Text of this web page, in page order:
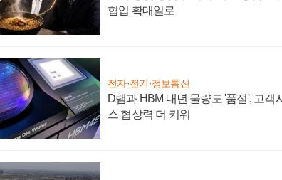
협업 확대일로
전자·전기·정보통신
D램과 HBM 내년 물량도 '품절', 고
스 협상력 더 키워